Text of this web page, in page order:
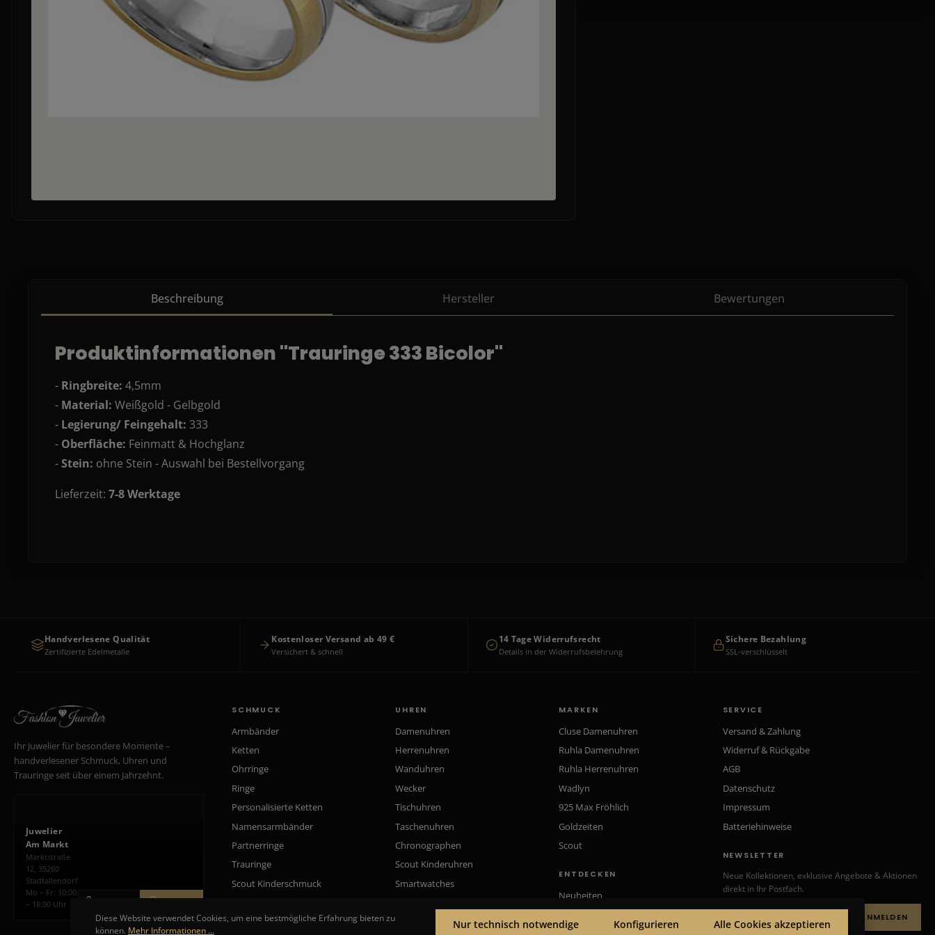
Beschreibung Hersteller Bewertungen
Produktinformationen "Trauringe 333 Bicolor"
- Ringbreite: 4,5mm
- Material: Weißgold - Gelbgold
- Legierung/ Feingehalt: 333
- Oberfläche: Feinmatt & Hochglanz
-Stein: ohne Stein - Auswahl bei Bestellvorgang
Lieferzeit: 7-8 Werktage
Handverlesene Qualität
Zertifizierte Edelmetalle
Kostenloser Versand ab 49 €
Versichert & schnell
14 Tage Widerrufsrecht
Details in der Widerrufsbelehrung
Sichere Bezahlung
SSL-verschlüsselt
Ihr Juwelier für besondere Momente –
handverlesener Schmuck, Uhren und
Trauringe seit über einem Jahrzehnt.
Juwelier
Am Markt
Marktstraße
12, 35260
Stadtallendorf
Mo – Fr: 10:00
– 18:00 Uhr
ROUTE PLANEN
SCHMUCK
Armbänder
Ketten
Ohrringe
Ringe
Personalisierte Ketten
Namensarmbänder
Partnerringe
Trauringe
Scout Kinderschmuck
UHREN
Damenuhren
Herrenuhren
Wanduhren
Wecker
Tischuhren
Taschenuhren
Chronographen
Scout Kinderuhren
Smartwatches
MARKEN
Cluse Damenuhren
Ruhla Damenuhren
Ruhla Herrenuhren
Wadlyn
925 Max Fröhlich
Goldzeiten
Scout
ENTDECKEN
Neuheiten
SERVICE
Versand & Zahlung
Widerruf & Rückgabe
AGB
Datenschutz
Impressum
Batteriehinweise
NEWSLETTER
Neue Kollektionen, exklusive Angebote & Aktionen
direkt in Ihr Postfach.
ANMELDEN
Diese Website verwendet Cookies, um eine bestmögliche Erfahrung bieten zu
können. Mehr Informationen ... Nur technisch notwendige Konfigurieren Alle Cookies akzeptieren